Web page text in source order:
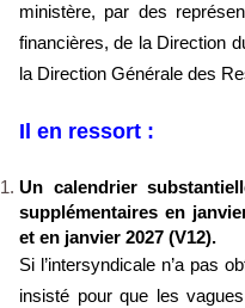
ministère, par des
financières, de la Direction
la Direction Générale des
Il en ressort :
Un calendrier
supplémentaires en
et en janvier 2027 (V12).
Si l’intersyndicale n’a pas
insisté pour que les